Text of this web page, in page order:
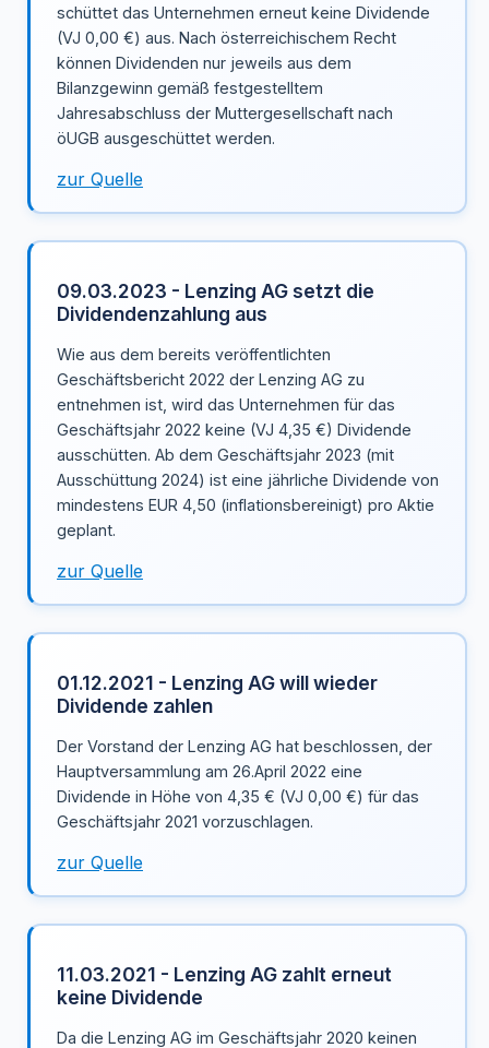
schüttet das Unternehmen erneut keine Dividende
(VJ 0,00 €) aus. Nach österreichischem Recht
können Dividenden nur jeweils aus dem
Bilanzgewinn gemäß festgestelltem
Jahresabschluss der Muttergesellschaft nach
öUGB ausgeschüttet werden.
zur Quelle
09.03.2023 - Lenzing AG setzt die
Dividendenzahlung aus
Wie aus dem bereits veröffentlichten
Geschäftsbericht 2022 der Lenzing AG zu
entnehmen ist, wird das Unternehmen für das
Geschäftsjahr 2022 keine (VJ 4,35 €) Dividende
ausschütten. Ab dem Geschäftsjahr 2023 (mit
Ausschüttung 2024) ist eine jährliche Dividende von
mindestens EUR 4,50 (inflationsbereinigt) pro Aktie
geplant.
zur Quelle
01.12.2021 - Lenzing AG will wieder
Dividende zahlen
Der Vorstand der Lenzing AG hat beschlossen, der
Hauptversammlung am 26.April 2022 eine
Dividende in Höhe von 4,35 € (VJ 0,00 €) für das
Geschäftsjahr 2021 vorzuschlagen.
zur Quelle
11.03.2021 - Lenzing AG zahlt erneut
keine Dividende
Da die Lenzing AG im Geschäftsjahr 2020 keinen